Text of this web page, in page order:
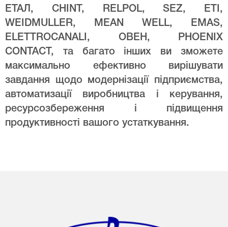
ЕТАЛ, CHINT, RELPOL, SEZ, ETI,
WEIDMULLER, MEAN WELL, EMAS,
ELETTROCANALI, ОВЕН, PHOENIX
CONTACT, та багато інших ви зможете
максимально ефективно вирішувати
завдання щодо модернізації підприємства,
автоматизації виробництва і керування,
ресурсозбереження і підвищення
продуктивності вашого устаткування.